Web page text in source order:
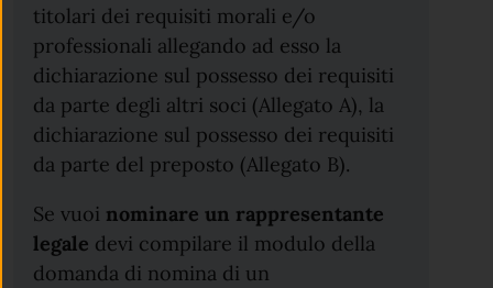
titolari dei requisiti morali e/o
professionali allegando ad esso la
dichiarazione sul possesso dei requisiti
da parte degli altri soci (Allegato A), la
dichiarazione sul possesso dei requisiti
da parte del preposto (Allegato B).
Se vuoi nominare un rappresentante
legale devi compilare il modulo della
domanda di nomina di un